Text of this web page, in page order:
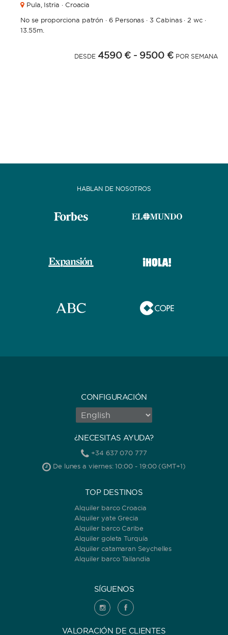
Pula, Istria · Croacia
No se proporciona patrón ·6 Personas ·3 Cabinas· 2 wc·
13.55m.
DESDE 4590 € - 9500 € POR SEMANA
HABLAN DE NOSOTROS
CONFIGURACIÓN
¿NECESITAS AYUDA?
+34 637 070 777
De lunes a viernes: 10:00 - 19:00 (GMT+1)
TOP DESTINOS
Alquiler barco Croacia
Alquiler yate Grecia
Alquiler barco Caribe
Alquiler goleta Turquía
Alquiler catamaran Seychelles
Alquiler barco Tailandia
SÍGUENOS
VALORACIÓN DE CLIENTES